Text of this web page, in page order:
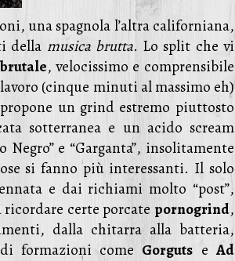
una spagnola l’altra californiana,
della musica brutta. Lo split che vi
, velocissimo e comprensibile
(cinque minuti al massimo eh)
un grind estremo piuttosto
sotterranea e un acido scream
e “Garganta”, insolitamente
si fanno più interessanti. Il solo
e dai richiami molto “post”,
certe porcate pornogrind,
dalla chitarra alla batteria,
formazioni come Gorguts eAd